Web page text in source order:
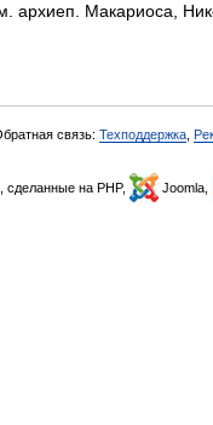
архиеп. Макариоса,
связь: Техподдержка
, сделанные на PHP, Joomla,